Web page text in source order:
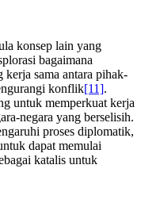
konsep lain yang
bagaimana
kerja sama antara pihak-
konflik[11].
untuk memperkuat kerja
negara yang berselisih.
proses diplomatik,
dapat memulai
katalis untuk